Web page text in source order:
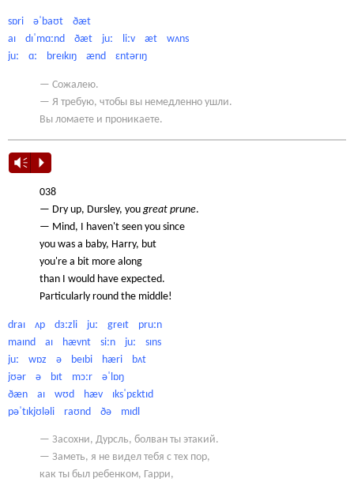
sɒri əˈbaʊt ðæt
aɪ dɪˈmɑːnd ðæt juː liːv æt wʌns
juː ɑː breɪkɪŋ ænd ɛntərɪŋ
— Сожалею.
— Я требую, чтобы вы немедленно ушли.
Вы ломаете и проникаете.
Vm P
038
— Dry up, Dursley, you great prune.
— Mind, I haven't seen you since
you was a baby, Harry, but
you're a bit more along
than I would have expected.
Particularly round the middle!
draɪ ʌp dɜːzli juː greɪt pruːn
maɪnd aɪ hævnt siːn juː sɪns
juː wɒz ə beɪbi hæri bʌt
jʊər ə bɪt mɔːr əˈlɒŋ
ðæn aɪ wʊd hæv ɪksˈpɛktɪd
pəˈtɪkjʊləli raʊnd ðə mɪdl
— Засохни, Дурсль, болван ты этакий.
— Заметь, я не видел тебя с тех пор,
как ты был ребенком, Гарри,